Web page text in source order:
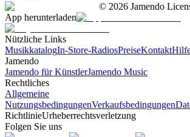
© 2026 Jamendo
App herunterladen
Nützliche Links
MusikkatalogIn-Store-RadiosPreiseKontakt
Jamendo
Jamendo für KünstlerJamendo Music
Rechtliches
Allgemeine
NutzungsbedingungenVerkaufsbedingungen
RichtlinieUrheberrechtsverletzung
Folgen Sie uns